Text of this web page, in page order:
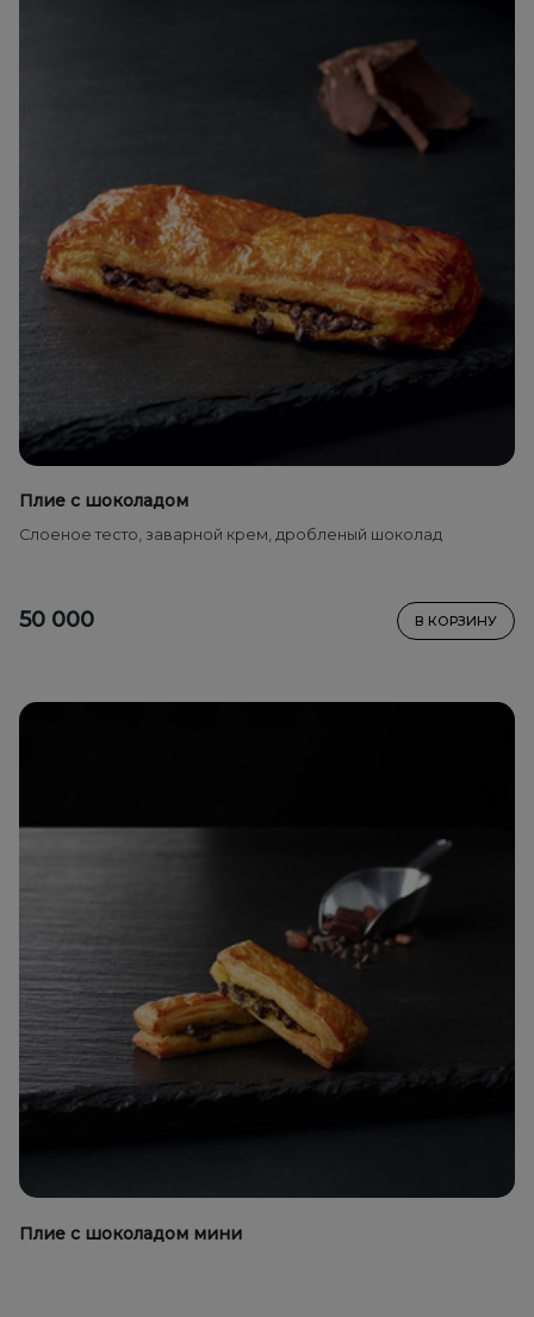
Плие с шоколадом
Слоеное тесто, заварной крем, дробленый шоколад
50 000 В КОРЗИНУ
Плие с шоколадом мини